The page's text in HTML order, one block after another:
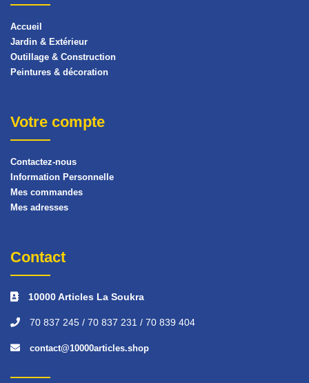
Accueil
Jardin & Extérieur
Outillage & Construction
Peintures & décoration
Votre compte
Contactez-nous
Information Personnelle
Mes commandes
Mes adresses
Contact
10000 Articles La Soukra
70 837 245 / 70 837 231 / 70 839 404
contact@10000articles.shop